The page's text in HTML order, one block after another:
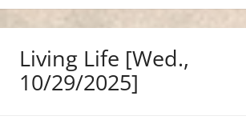
[Wed.,
10/29/2025]
Living Life [Wed.,
10/29/2025]